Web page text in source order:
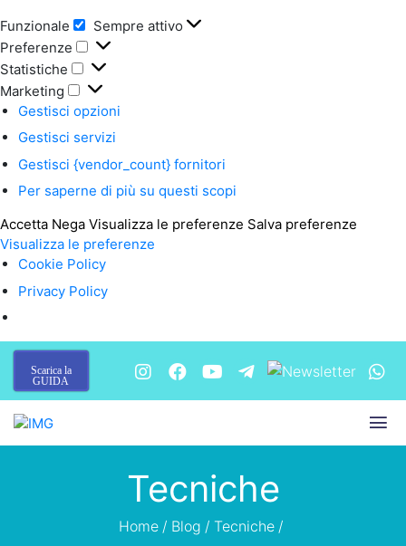
Funzionale Funzionale
Sempre attivo
Preferenze
Preferenze
Statistiche
Statistiche
Marketing
Marketing
Gestisci opzioni
Gestisci servizi
Gestisci {vendor_count} fornitori
Per saperne di più su questi scopi
Accetta Nega Visualizza le preferenze Salva preferenze
Visualizza le preferenze
Cookie Policy
Privacy Policy
Scarica la
GUIDA
Tecniche
Home / Blog / Tecniche /